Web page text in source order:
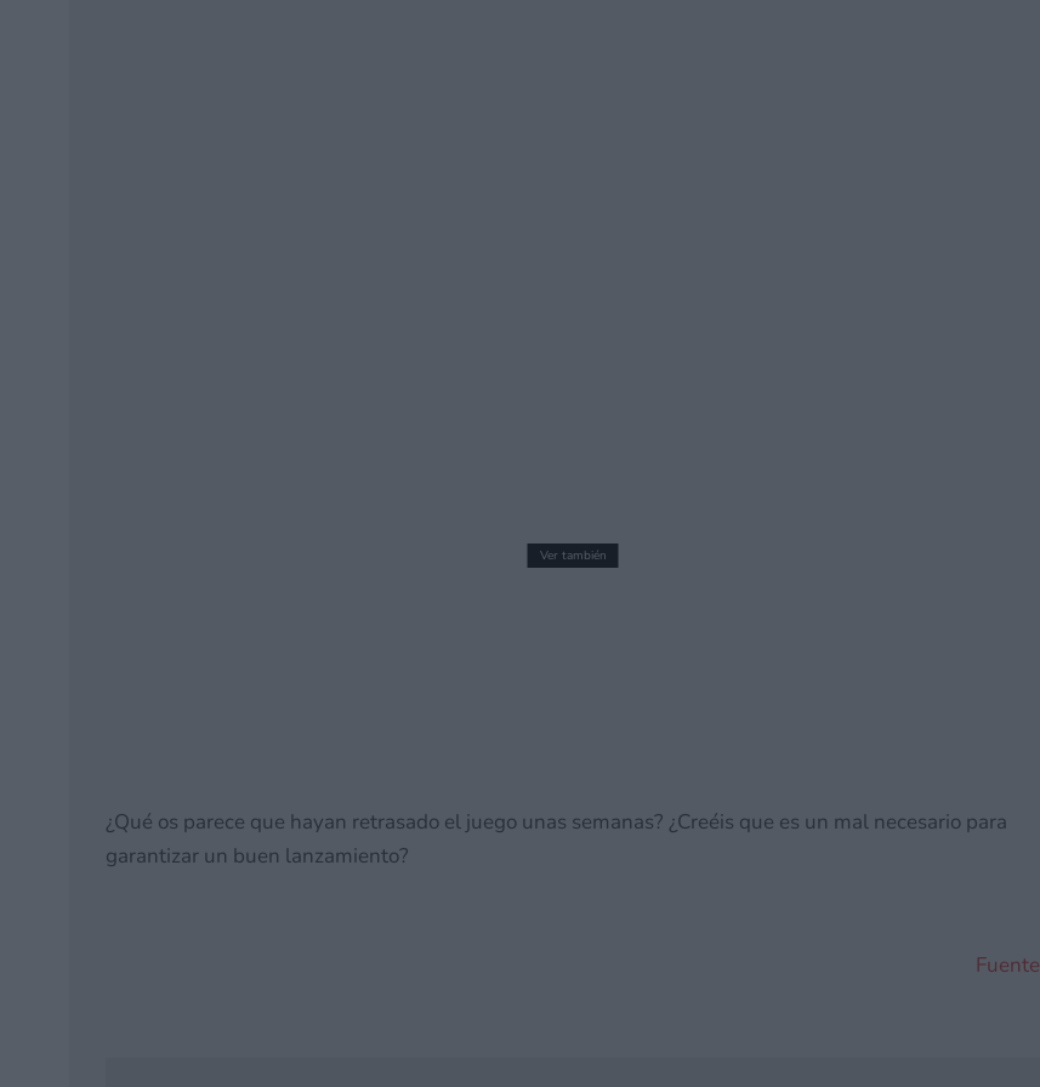
Ver también
¿Qué os parece que hayan retrasado el juego unas semanas? ¿Creéis que es un mal necesario para
garantizar un buen lanzamiento?
Fuente